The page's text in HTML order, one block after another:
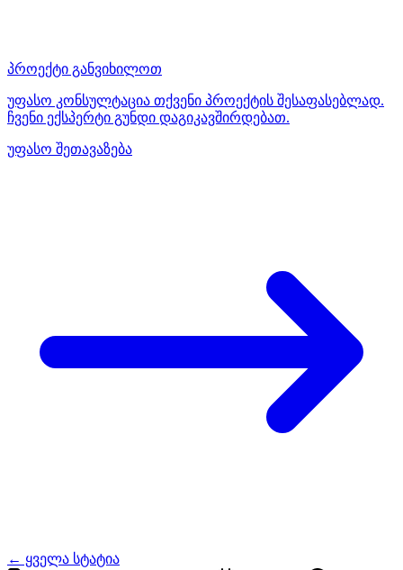
პროექტი განვიხილოთ
უფასო კონსულტაცია თქვენი პროექტის შესაფასებლად.
ჩვენი ექსპერტი გუნდი დაგიკავშირდებათ.
უფასო შეთავაზება
← ყველა სტატია